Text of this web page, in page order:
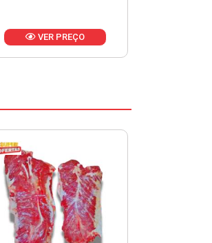
VER PREÇO